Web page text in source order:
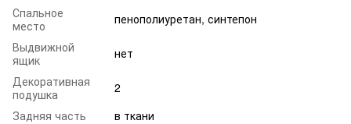
Спальное
место
пенополиуретан, синтепон
Выдвижной
ящик
нет
Декоративная
подушка
2
Задняя часть
в ткани